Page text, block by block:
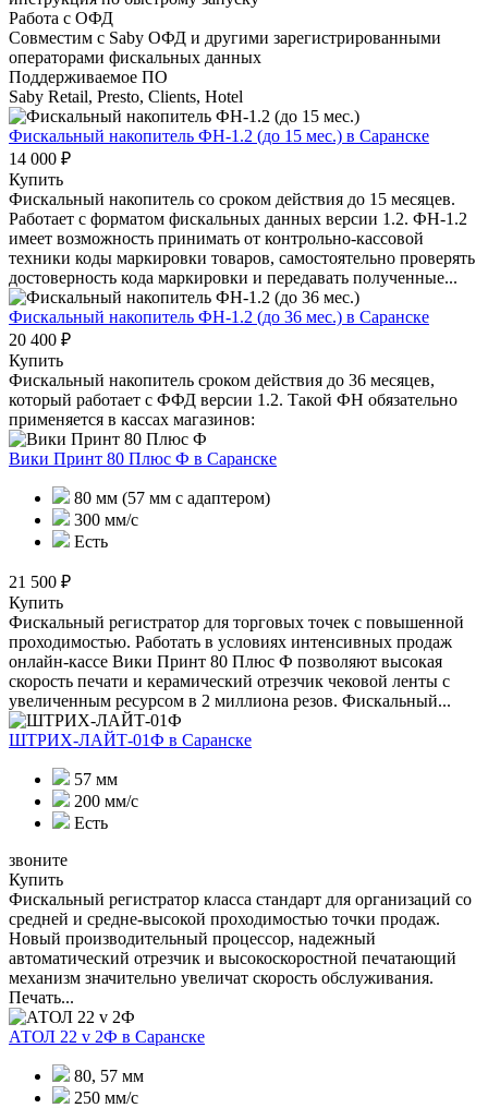
Работа с ОФД
Совместим с Saby ОФД и другими зарегистрированными
операторами фискальных данных
Поддерживаемое ПО
Saby Retail, Presto, Clients, Hotel
Фискальный накопитель ФН-1.2 (до 15 мес.) в Саранске
14 000 ₽
Купить
Фискальный накопитель cо сроком действия до 15 месяцев.
Работает с форматом фискальных данных версии 1.2. ФН-1.2
имеет возможность принимать от контрольно-кассовой
техники коды маркировки товаров, самостоятельно проверять
достоверность кода маркировки и передавать полученные...
Фискальный накопитель ФН-1.2 (до 36 мес.) в Саранске
20 400 ₽
Купить
Фискальный накопитель сроком действия до 36 месяцев,
который работает с ФФД версии 1.2. Такой ФН обязательно
применяется в кассах магазинов:
Вики Принт 80 Плюс Ф в Саранске
80 мм (57 мм с адаптером)
300 мм/с
Есть
21 500 ₽
Купить
Фискальный регистратор для торговых точек с повышенной
проходимостью. Работать в условиях интенсивных продаж
онлайн-кассе Вики Принт 80 Плюс Ф позволяют высокая
скорость печати и керамический отрезчик чековой ленты с
увеличенным ресурсом в 2 миллиона резов. Фискальный...
ШТРИХ-ЛАЙТ-01Ф в Саранске
57 мм
200 мм/с
Есть
звоните
Купить
Фискальный регистратор класса стандарт для организаций со
средней и средне-высокой проходимостью точки продаж.
Новый производительный процессор, надежный
автоматический отрезчик и высокоскоростной печатающий
механизм значительно увеличат скорость обслуживания.
Печать...
АТОЛ 22 v 2Ф в Саранске
80, 57 мм
250 мм/с